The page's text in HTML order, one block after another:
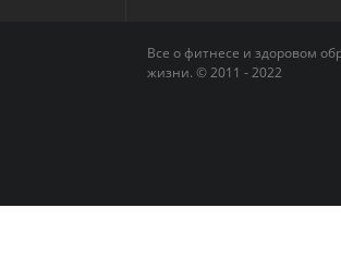
Все о фитнесе и здоровом
жизни. © 2011 - 2022